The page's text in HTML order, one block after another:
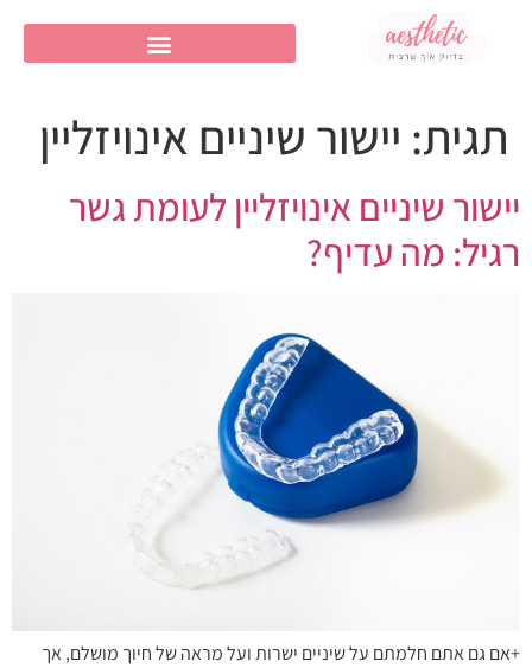
תגית: יישור שיניים אינויזליין
יישור שיניים אינויזליין לעומת גשר
רגיל: מה עדיף?
+אם גם אתם חלמתם על שיניים ישרות ועל מראה של חיוך מושלם, אך